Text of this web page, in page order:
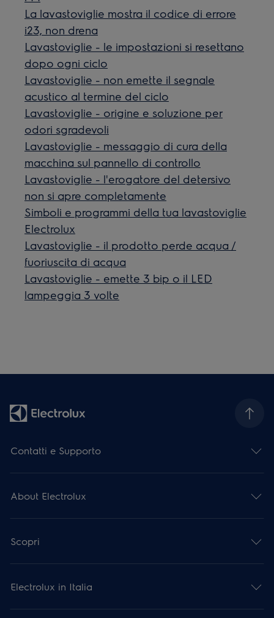
La lavastoviglie mostra il codice di errore
i23, non drena
Lavastoviglie - le impostazioni si resettano
dopo ogni ciclo
Lavastoviglie - non emette il segnale
acustico al termine del ciclo
Lavastoviglie - origine e soluzione per
odori sgradevoli
Lavastoviglie - messaggio di cura della
macchina sul pannello di controllo
Lavastoviglie - l'erogatore del detersivo
non si apre completamente
Simboli e programmi della tua lavastoviglie
Electrolux
Lavastoviglie - il prodotto perde acqua /
fuoriuscita di acqua
Lavastoviglie - emette 3 bip o il LED
lampeggia 3 volte
Contatti e Supporto
About Electrolux
Scopri
Electrolux in Italia